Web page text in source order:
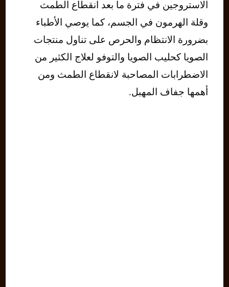
الاستروجين في فترة ما بعد انقطاع الطمث
وقلة الهرمون في الجسم، كما يوصي الأطباء
بضرورة الانتظام والحرص على تناول منتجات
الصويا كحليب الصويا والتوفو لعلاج الكثير من
الاضطرابات المصاحبة لانقطاع الطمث ومن
أهمها جفاف المهبل.